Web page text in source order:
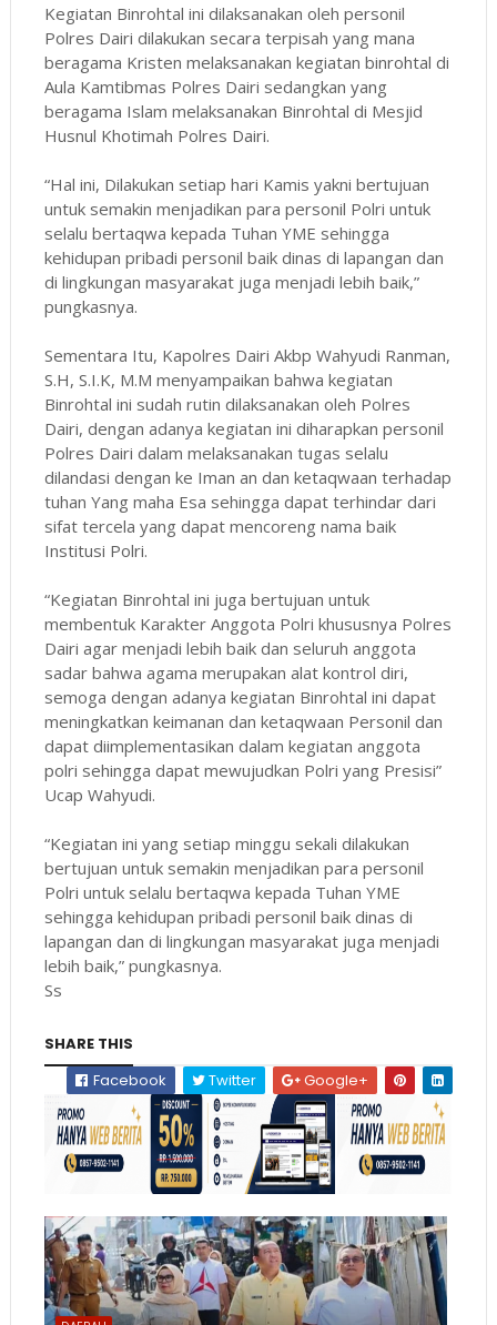
Kegiatan Binrohtal ini dilaksanakan oleh personil
Polres Dairi dilakukan secara terpisah yang mana
beragama Kristen melaksanakan kegiatan binrohtal di
Aula Kamtibmas Polres Dairi sedangkan yang
beragama Islam melaksanakan Binrohtal di Mesjid
Husnul Khotimah Polres Dairi.
“Hal ini, Dilakukan setiap hari Kamis yakni bertujuan
untuk semakin menjadikan para personil Polri untuk
selalu bertaqwa kepada Tuhan YME sehingga
kehidupan pribadi personil baik dinas di lapangan dan
di lingkungan masyarakat juga menjadi lebih baik,”
pungkasnya.
Sementara Itu, Kapolres Dairi Akbp Wahyudi Ranman,
S.H, S.I.K, M.M menyampaikan bahwa kegiatan
Binrohtal ini sudah rutin dilaksanakan oleh Polres
Dairi, dengan adanya kegiatan ini diharapkan personil
Polres Dairi dalam melaksanakan tugas selalu
dilandasi dengan ke Iman an dan ketaqwaan terhadap
tuhan Yang maha Esa sehingga dapat terhindar dari
sifat tercela yang dapat mencoreng nama baik
Institusi Polri.
“Kegiatan Binrohtal ini juga bertujuan untuk
membentuk Karakter Anggota Polri khususnya Polres
Dairi agar menjadi lebih baik dan seluruh anggota
sadar bahwa agama merupakan alat kontrol diri,
semoga dengan adanya kegiatan Binrohtal ini dapat
meningkatkan keimanan dan ketaqwaan Personil dan
dapat diimplementasikan dalam kegiatan anggota
polri sehingga dapat mewujudkan Polri yang Presisi”
Ucap Wahyudi.
“Kegiatan ini yang setiap minggu sekali dilakukan
bertujuan untuk semakin menjadikan para personil
Polri untuk selalu bertaqwa kepada Tuhan YME
sehingga kehidupan pribadi personil baik dinas di
lapangan dan di lingkungan masyarakat juga menjadi
lebih baik,” pungkasnya.
Ss
SHARE THIS
Facebook
Twitter Google+